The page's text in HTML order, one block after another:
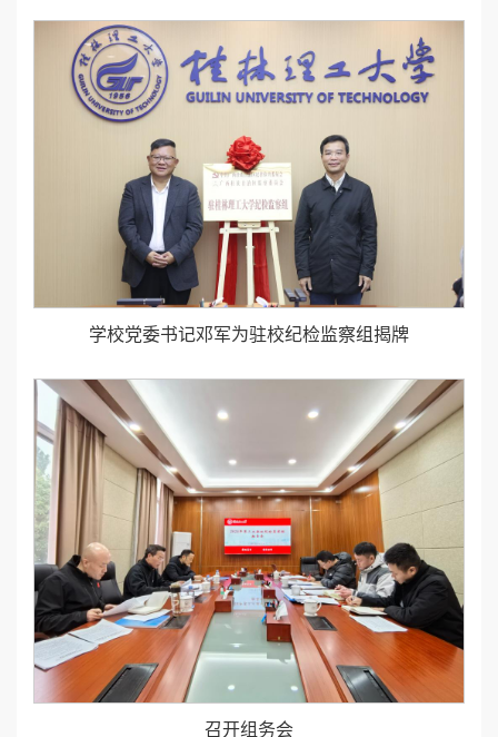
学校党委书记邓军为驻校纪检监察组揭牌
召开组务会